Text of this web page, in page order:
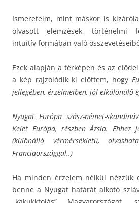
Ismereteim, mint máskor is
olvasott elemzések, történelmi
intuitív formában való
Ezek alapján a térképen és az
a kép rajzolódik ki előttem, hogy
jellegében, érzelmeiben, jól elkülönülő
Nyugat Európa szász-német-
Kelet Európa, részben Ázsia.
(különálló vérmérsékletű,
Franciaországgal..)
Ha minden érzelem nélkül nézzük
benne a Nyugat határát alkotó